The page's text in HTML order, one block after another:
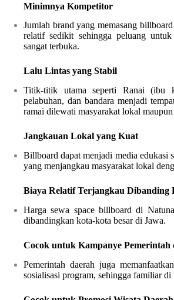
Minimnya Kompetitor
Jumlah brand yang memasang
relatif sedikit sehingga peluang
sangat terbuka.
Lalu Lintas yang Stabil
Titik-titik utama seperti Ranai (ibu
pelabuhan, dan bandara menjadi
ramai dilewati masyarakat lokal maupun
Jangkauan Lokal yang Kuat
Billboard dapat menjadi media edukasi
yang menjangkau masyarakat lokal
Biaya Relatif Terjangkau Dibanding
Harga sewa space billboard di
dibandingkan kota-kota besar di Jawa.
Cocok untuk Kampanye Pemerintah
Pemerintah daerah juga
sosialisasi program, sehingga familiar di